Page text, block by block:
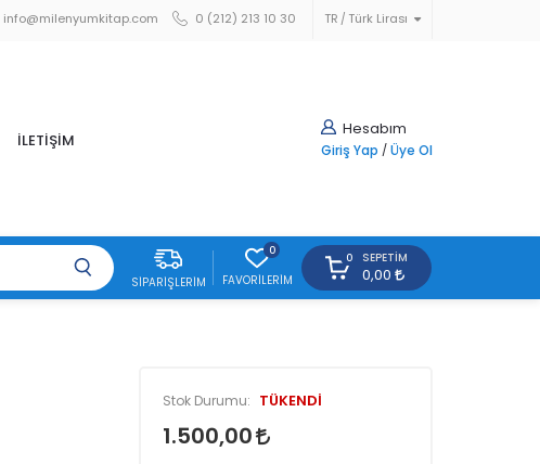
TR Türk Lirası
info@milenyumkitap.com 0 (212) 213 10 30
Hesabım
Giriş Yap / Üye Ol
İLETİŞİM
SIPARIŞLERIM
0
FAVORILERIM
0 SEPETIM
0,00
Stok Durumu: TÜKENDİ
1.500,00